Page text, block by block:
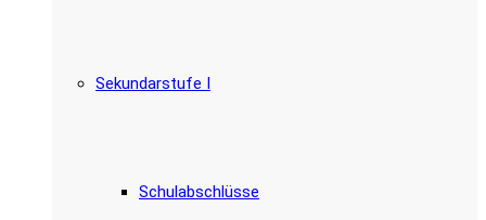
Sekundarstufe I
Schulabschlüsse